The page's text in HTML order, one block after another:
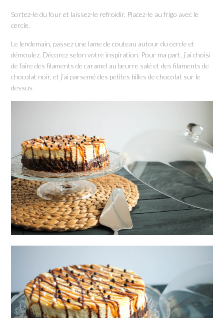
Sortez-le du four et laissez-le refroidir. Placez-le au frigo avec le
cercle.
Le lendemain, passez une lame de couteau autour du cercle et
démoulez. Décorez selon votre inspiration. Pour ma part, j’ai choisi
de faire des filaments de caramel au beurre salé et des filaments de
chocolat noir, et j’ai parsemé des petites billes de chocolat sur le
dessus.